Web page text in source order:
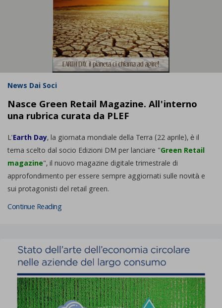
News Dai Soci
Nasce Green Retail Magazine. All'interno
una rubrica curata da PLEF
L'Earth Day, la giornata mondiale della Terra (22 aprile), è il
tema scelto dal socio Edizioni DM per lanciare "Green Retail
magazine", il nuovo magazine digitale trimestrale di
approfondimento per essere sempre aggiornati sulle novità e
sui protagonisti del retail green.
Continue Reading